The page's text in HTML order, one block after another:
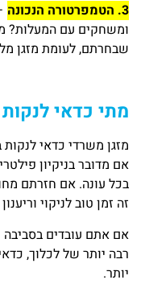
3. הטמפרטורה הנכונה
ומשחקים עם המעלות?
שבחרתם, לעומת מזגן
מתי כדאי
מזגן משרדי כדאי
אם מדובר בניקיון
בכל עונה. אם חזרתם
זה זמן טוב לניקוי
אם אתם עובדים בסביבה
רבה יותר של לכלוך,
יותר.